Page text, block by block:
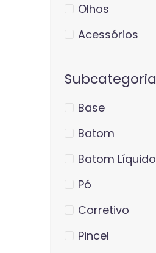
Olhos
Acessórios
Subcategoria
Base
Batom
Batom Líquido
Pó
Corretivo
Pincel